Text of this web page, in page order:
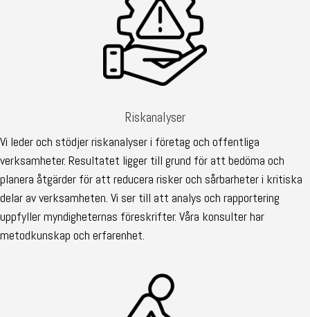
Riskanalyser
Vi leder och stödjer riskanalyser i företag och offentliga
verksamheter. Resultatet ligger till grund för att bedöma och
planera åtgärder för att reducera risker och sårbarheter i kritiska
delar av verksamheten. Vi ser till att analys och rapportering
uppfyller myndigheternas föreskrifter. Våra konsulter har
metodkunskap och erfarenhet.